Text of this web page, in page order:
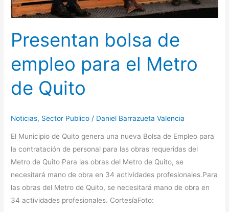
Presentan bolsa de
empleo para el Metro
de Quito
Noticias, Sector Publico / Daniel Barrazueta Valencia
El Municipio de Quito genera una nueva Bolsa de Empleo para
la contratación de personal para las obras requeridas del
Metro de Quito Para las obras del Metro de Quito, se
necesitará mano de obra en 34 actividades profesionales.Para
las obras del Metro de Quito, se necesitará mano de obra en
34 actividades profesionales. CortesíaFoto: